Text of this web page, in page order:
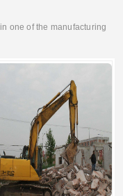
one of the manufacturing